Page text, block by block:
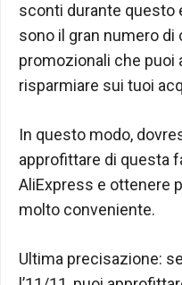
sconti durante questo
sono il gran numero di
promozionali che puoi
risparmiare sui tuoi
In questo modo,
approfittare di questa
AliExpress e ottenere
molto conveniente.
Ultima precisazione: